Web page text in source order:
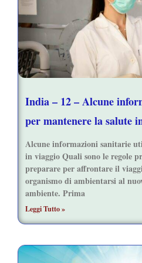
India – 12 – Alcune
per mantenere la salute
Alcune informazioni sanitarie
in viaggio Quali sono le regole
preparare per affrontare il
organismo di ambientarsi al
ambiente. Prima
Leggi Tutto »